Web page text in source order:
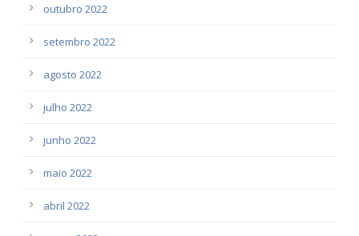
outubro 2022
setembro 2022
agosto 2022
julho 2022
junho 2022
maio 2022
abril 2022